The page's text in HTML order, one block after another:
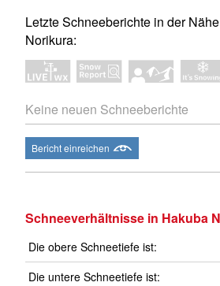
Letzte Schneeberichte in der
Norikura:
Keine neuen Schneeberichte
Bericht einreichen
Schneeverhältnisse in Hakuba
Die obere Schneetiefe ist:
Die untere Schneetiefe ist: